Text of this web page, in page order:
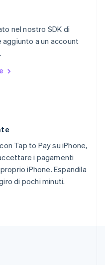
nel nostro SDK di
aggiunto a un account
Tap to Pay su iPhone,
i pagamenti
iPhone. Espandila
di pochi minuti.